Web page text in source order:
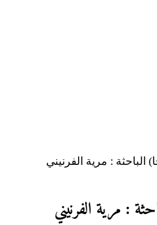
الباحثة : مرية الفرنيني
: مرية الفرنيني